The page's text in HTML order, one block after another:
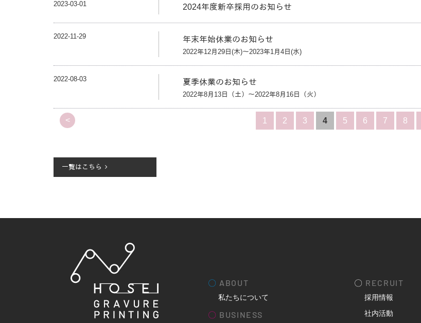
2023-03-01 2024年度新卒採用のお知らせ
2022-11-29 年末年始休業のお知らせ
2022年12月29日(木)～2023年1月4日(水)
2022-08-03 夏季休業のお知らせ
2022年8月13日（土）～2022年8月16日（火）
< 1 2 3 4 5 6 7 8
一覧はこちら
〇 ABOUT 〇 RECRUIT
私たちについて 採用情報
〇 BUSINESS 社内活動